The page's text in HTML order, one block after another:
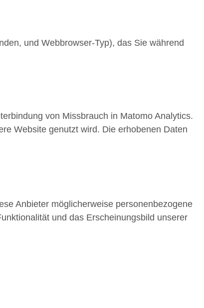
und Webbrowser-Typ), das Sie während
von Missbrauch in Matomo Analytics.
Website genutzt wird. Die erhobenen Daten
Anbieter möglicherweise personenbezogene
und das Erscheinungsbild unserer